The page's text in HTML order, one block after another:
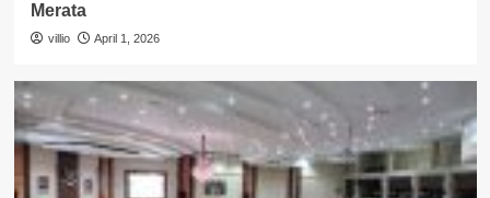
Merata
villio April 1, 2026